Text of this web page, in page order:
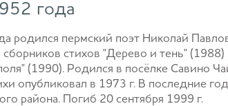
года
родился пермский поэт Николай
стихов "Дерево и тень" (1988)
(1990). Родился в посёлке Савино
опубликовал в 1973 г. В последние
района. Погиб 20 сентября 1999 г.